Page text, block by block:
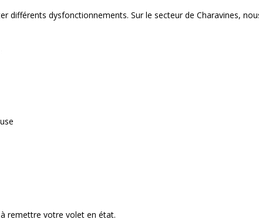
différents dysfonctionnements. Sur le secteur de Charavines,
remettre votre volet en état.